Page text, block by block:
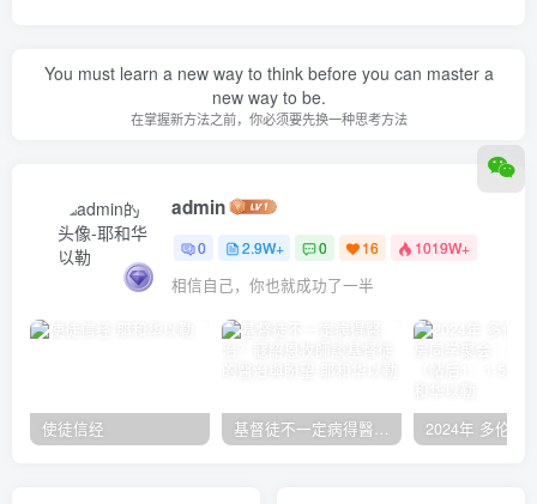
You must learn a new way to think before you can master a
new way to be.
在掌握新方法之前，你必须要先换一种思考方法
admin
0 2.9W+ 0 16 1019W+
相信自己，你也就成功了一半
使徒信经 基督徒不一定病得醫治？寇紹恩牧師談基督徒的醫治與盼望